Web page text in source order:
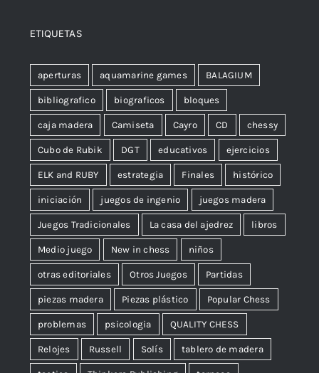
ETIQUETAS
aperturas aquamarine games BALAGIUM
bibliografico biograficos bloques
caja madera Camiseta Cayro CD chessy
Cubo de Rubik DGT educativos ejercicios
ELK and RUBY estrategia Finales histórico
iniciación juegos de ingenio juegos madera
Juegos Tradicionales La casa del ajedrez libros
Medio juego New in chess niños
otras editoriales Otros Juegos Partidas
piezas madera Piezas plástico Popular Chess
problemas psicologia QUALITY CHESS
Relojes Russell Solís tablero de madera